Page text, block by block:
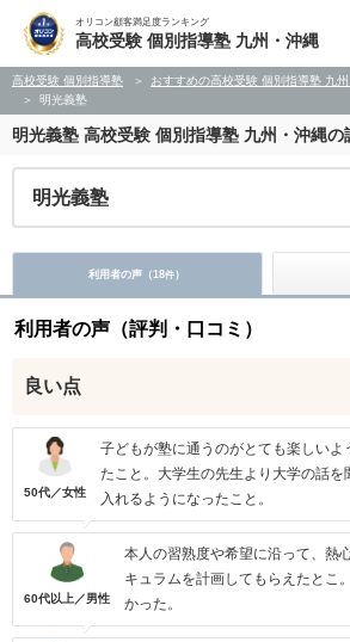
オリコン顧客満足度ランキング
高校受験 個別指導塾 九州・沖縄
高校受験 個別指導塾
おすすめの高校受験 個別指導塾 九
明光義塾
明光義塾 高校受験 個別指導塾 九州・沖縄の
明光義塾
利用者の声（18件）
利用者の声（評判・口コミ）
良い点
50代／女性
子どもが塾に通うのがとても楽しい
たこと。大学生の先生より大学の話を
入れるようになったこと。
60代以上／男性
本人の習熟度や希望に沿って、熱
キュラムを計画してもらえたとこ
かった。